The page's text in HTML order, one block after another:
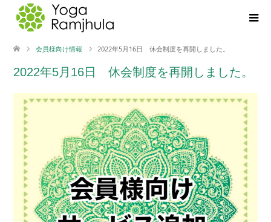
会員様向け情報 2022年5月16日 休会制度を再開しました。
2022年5月16日 休会制度を再開しました。